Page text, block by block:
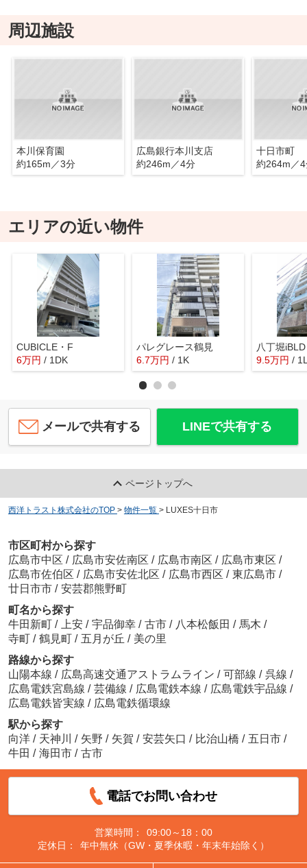
周辺施設
本川保育園
約165m／3分
広島銀行本川支店
約246m／4分
十日市町
約264m／
エリアの近い物件
CUBICLE・F
6万円 / 1DK
パレグレース鶴見
6.7万円 / 1K
八丁堀iBLD
9.5万円 /
メールで共有する LINEで共有する
ページトップへ
西洋トラスト株式会社のTOP > 物件一覧 > LUXES十日市
市区町村から探す
広島市中区 / 広島市安佐南区 / 広島市南区 / 広島市東区 /
広島市佐伯区 / 広島市安佐北区 / 広島市西区 / 東広島市 /
廿日市市 / 安芸郡熊野町
町名から探す
牛田新町 / 上安 / 宇品御幸 / 古市 / 八本松飯田 / 馬木 /
寺町 / 鶴見町 / 五月が丘 / 美の里
路線から探す
山陽本線 / 広島高速交通アストラムライン / 可部線 / 呉線 /
広島電鉄宮島線 / 芸備線 / 広島電鉄本線 / 広島電鉄宇品線 /
広島電鉄皆実線 / 広島電鉄循環線
駅から探す
向洋 / 天神川 / 矢野 / 矢賀 / 安芸矢口 / 比治山橋 / 五日市 /
牛田 / 海田市 / 古市
電話でお問い合わせ
営業時間：
09:00～18：00
定休日：
年中無休（GW・夏季休暇・年末年始除く）